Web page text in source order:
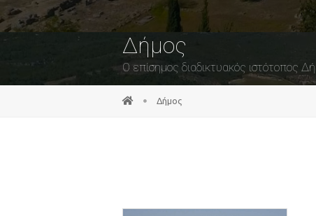
Δήμος
Ο επίσημος διαδικτυακός ιστότοπος
Δήμος